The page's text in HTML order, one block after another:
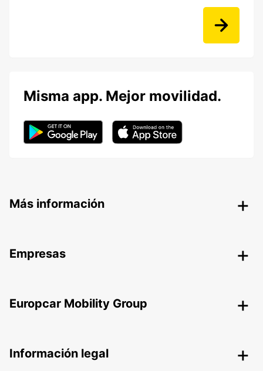
Misma app. Mejor movilidad.
Más información
Empresas
Europcar Mobility Group
Información legal